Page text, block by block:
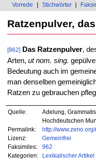
Vorrede | Stichwörter |
Ratzenpulver, das
[962] Das Ratzenpulver,
Arten, ut nom. sing.
Bedeutung auch im
man denselben
Ratzen zu gebrauchen
Quelle:
Adelung,
Hochdeutschen
Permalink:
http://
Lizenz:
Gemeinfrei
Faksimiles:
962
Kategorien:
Lexikalischer Artikel